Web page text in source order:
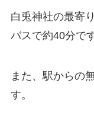
白兎神社の最寄
バスで約40分です
また、駅からの
す。